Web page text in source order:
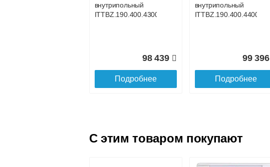
105 267 106 688
itermic Конвектор
ITTBL.190.400.4600
внутрипольный
ITTBZ.190.400.4300
98 439
Подробнее
внутрипольный
ITTBZ.190.400.4400
99 396
Подробнее
C этим товаром покупают